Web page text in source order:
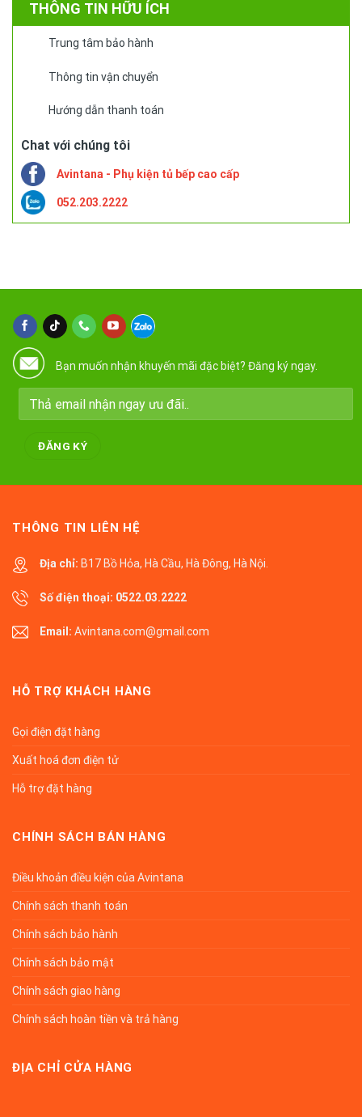
THÔNG TIN HỮU ÍCH
Trung tâm bảo hành
Thông tin vận chuyển
Hướng dẫn thanh toán
Chat với chúng tôi
Avintana - Phụ kiện tủ bếp cao cấp
052.203.2222
Bạn muốn nhận khuyến mãi đặc biệt? Đăng ký ngay.
THÔNG TIN LIÊN HỆ
Địa chỉ: B17 Bồ Hỏa, Hà Cầu, Hà Đông, Hà Nội.
Số điện thoại: 0522.03.2222
Email: Avintana.com@gmail.com
HỖ TRỢ KHÁCH HÀNG
Gọi điện đặt hàng
Xuất hoá đơn điện tử
Hỗ trợ đặt hàng
CHÍNH SÁCH BÁN HÀNG
Điều khoản điều kiện của Avintana
Chính sách thanh toán
Chính sách bảo hành
Chính sách bảo mật
Chính sách giao hàng
Chính sách hoàn tiền và trả hàng
ĐỊA CHỈ CỬA HÀNG